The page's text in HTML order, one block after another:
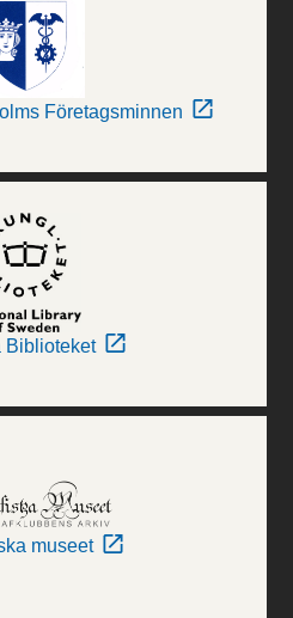
Företagsminnen
Biblioteket
museet